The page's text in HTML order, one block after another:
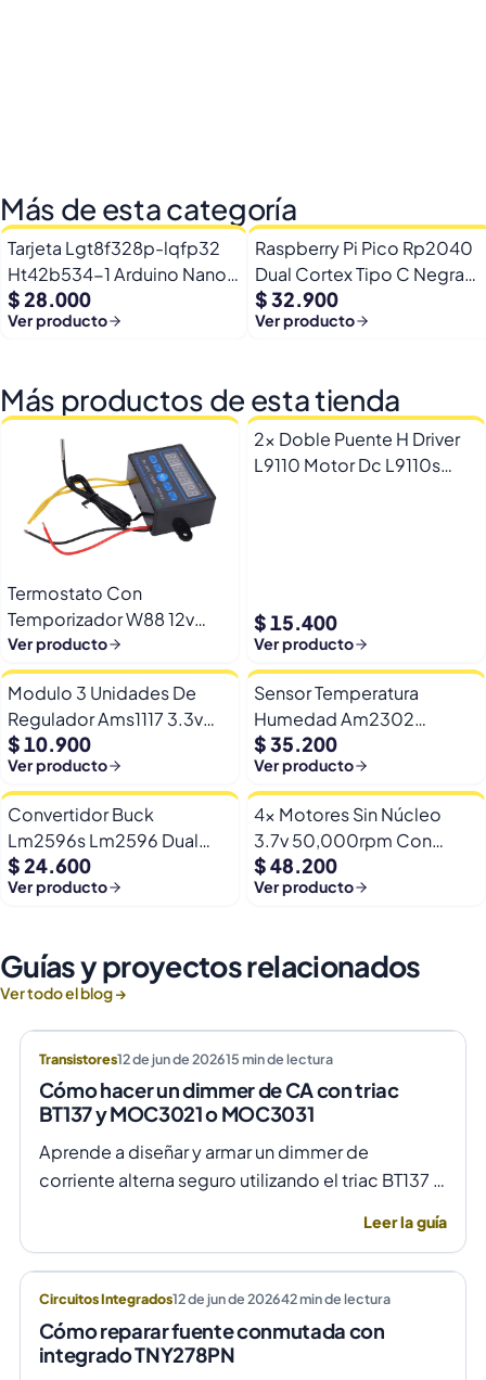
Más de esta categoría
Tarjeta Lgt8f328p-lqfp32
Ht42b534-1 Arduino Nano
+ Pines
$ 28.000
Ver producto
Raspberry Pi Pico Rp2040
Dual Cortex Tipo C Negra
16mb + Rgb
$ 32.900
Ver producto
Más productos de esta tienda
Termostato Con
Temporizador W88 12v
Automatico Frio Calor
Ver producto
2x Doble Puente H Driver
L9110 Motor Dc L9110s
$ 15.400
Ver producto
Modulo 3 Unidades De
Regulador Ams1117 3.3v
Yp-8 Con Pines
$ 10.900
Ver producto
Sensor Temperatura
Humedad Am2302
Dht22/am2302 Digital
Esp32
$ 35.200
Ver producto
Convertidor Buck
Lm2596s Lm2596 Dual
Usb 9-36v A 5v Dc Jack
$ 24.600
Ver producto
4x Motores Sin Núcleo
3.7v 50,000rpm Con
Helices Micro Fpv
$ 48.200
Ver producto
Guías y proyectos relacionados
Ver todo el blog →
Transistores12 de jun de 202615min de lectura
Cómo hacer un dimmer de CA con triac
BT137 y MOC3021 o MOC3031
Aprende a diseñar y armar un dimmer de
corriente alterna seguro utilizando el triac BT137 y
Leer la guía
Circuitos Integrados12 de jun de 202642min de lectura
Cómo reparar fuente conmutada con
integrado TNY278PN